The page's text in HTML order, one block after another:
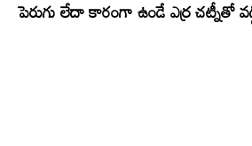
పెరుగు లేదా కారంగా ఉండే ఎర్ర చట్నీతో